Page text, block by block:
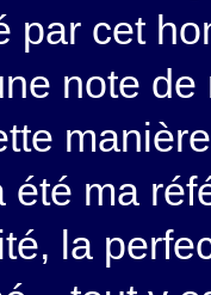
par cet
note
manière
été ma
la